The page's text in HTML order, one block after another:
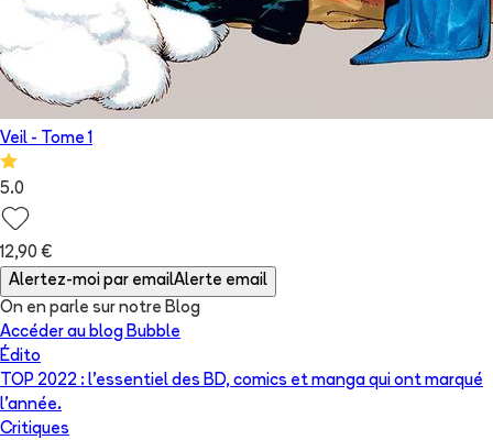
Veil - Tome 1
5.0
12,90 €
Alertez-moi par emailAlerte email
On en parle sur notre Blog
Accéder au blog Bubble
Édito
TOP 2022 : l’essentiel des BD, comics et manga qui ont marqué
l’année.
Critiques